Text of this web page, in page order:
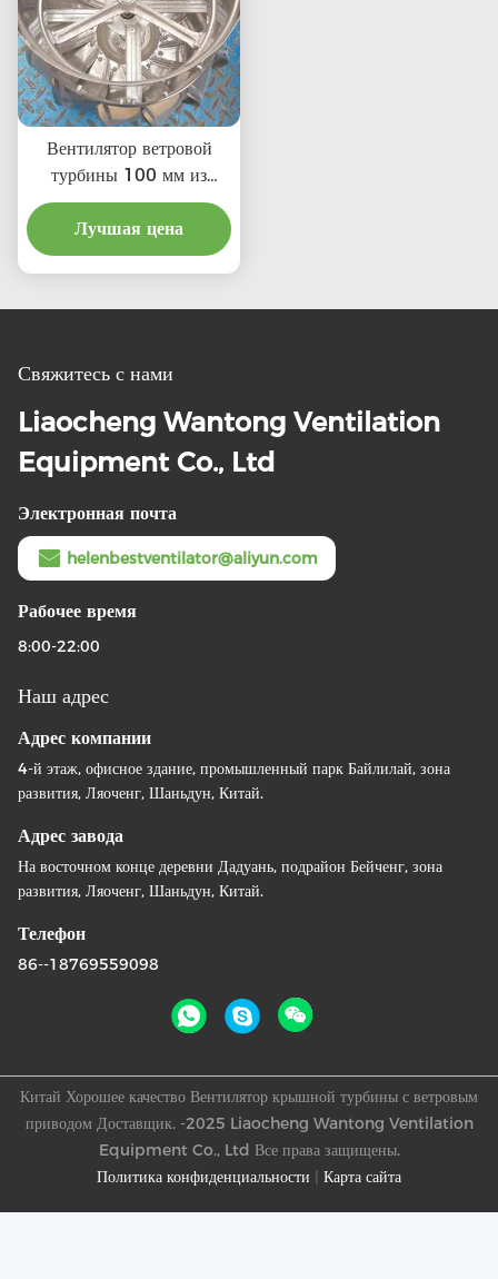
Вентилятор ветровой
турбины 100 мм из
нержавеющей стали
Лучшая цена
Свяжитесь с нами
Liaocheng Wantong Ventilation
Equipment Co., Ltd
Электронная почта
helenbestventilator@aliyun.com
Рабочее время
8:00-22:00
Наш адрес
Адрес компании
4-й этаж, офисное здание, промышленный парк Байлилай, зона
развития, Ляоченг, Шаньдун, Китай.
Адрес завода
На восточном конце деревни Дадуань, подрайон Бейченг, зона
развития, Ляоченг, Шаньдун, Китай.
Телефон
86--18769559098
Политика конфиденциальности | Карта сайта
Китай Хорошее качество Вентилятор крышной турбины с ветровым
приводом Доставщик. -2025 Liaocheng Wantong Ventilation
Equipment Co., Ltd Все права защищены.